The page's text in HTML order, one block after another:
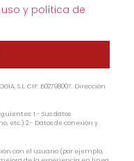
y política de
S.L. CIF: B02798007. Dirección
1.- Sus datos
etc.) 2.- Datos de conexión y
con el usuario (por ejemplo,